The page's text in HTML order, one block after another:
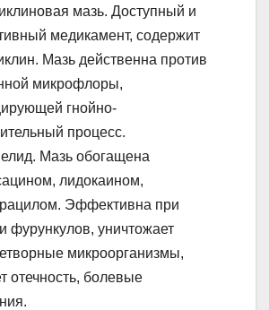
мазь. Доступный и
медикамент, содержит
Мазь действенна против
микрофлоры,
гнойно-
процесс.
Мазь обогащена
лидокаином,
Эффективна при
фурункулов, уничтожает
микроорганизмы,
отечность, болевые